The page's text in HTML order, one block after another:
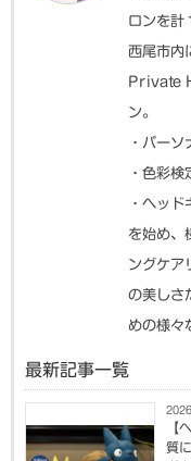
ロンを計
西尾市内
Private
ン。
・パーソ
・色彩検
・ヘッド
を始め、
ングケア
の美しさ
めの様々
最新記事一覧
【
質